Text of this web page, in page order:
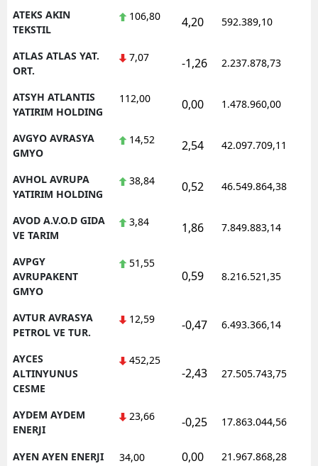
ATEKS AKIN
TEKSTIL
106,80 4,20 592.389,10
ATLAS ATLAS YAT.
ORT.
7,07 -1,26 2.237.878,73
ATSYH ATLANTIS
YATIRIM HOLDING
112,00 0,00 1.478.960,00
AVGYO AVRASYA
GMYO
14,52 2,54 42.097.709,11
AVHOL AVRUPA
YATIRIM HOLDING
38,84 0,52 46.549.864,38
AVOD A.V.O.D GIDA
VE TARIM
3,84 1,86 7.849.883,14
AVPGY
AVRUPAKENT
GMYO
51,55
0,59 8.216.521,35
AVTUR AVRASYA
PETROL VE TUR.
12,59 -0,47 6.493.366,14
AYCES
ALTINYUNUS
CESME
452,25
-2,43 27.505.743,75
AYDEM AYDEM
ENERJI
23,66 -0,25 17.863.044,56
AYEN AYEN ENERJI 34,00 0,00 21.967.868,28